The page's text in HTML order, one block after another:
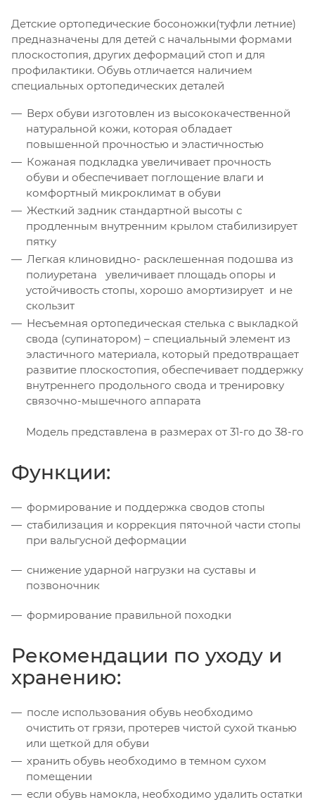
Детские ортопедические босоножки(туфли летние)
предназначены для детей с начальными формами
плоскостопия, других деформаций стоп и для
профилактики. Обувь отличается наличием
специальных ортопедических деталей
Верх обуви изготовлен из высококачественной
натуральной кожи, которая обладает
повышенной прочностью и эластичностью
Кожаная подкладка увеличивает прочность
обуви и обеспечивает поглощение влаги и
комфортный микроклимат в обуви
Жесткий задник стандартной высоты с
продленным внутренним крылом стабилизирует
пятку
Легкая клиновидно- расклешенная подошва из
полиуретана увеличивает площадь опоры и
устойчивость стопы, хорошо амортизирует и не
скользит
Несъемная ортопедическая стелька с выкладкой
свода (супинатором) – специальный элемент из
эластичного материала, который предотвращает
развитие плоскостопия, обеспечивает поддержку
внутреннего продольного свода и тренировку
связочно-мышечного аппарата
Модель представлена в размерах от 31-го до 38-го
Функции:
формирование и поддержка сводов стопы
стабилизация и коррекция пяточной части стопы
при вальгусной деформации
снижение ударной нагрузки на суставы и
позвоночник
формирование правильной походки
Рекомендации по уходу и
хранению:
после использования обувь необходимо
очистить от грязи, протерев чистой сухой тканью
или щеткой для обуви
хранить обувь необходимо в темном сухом
помещении
если обувь намокла, необходимо удалить остатки